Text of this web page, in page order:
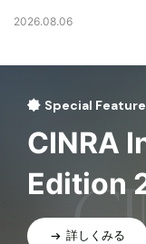
2026.08.06
Special Feature
CINRA
Edition
詳しくみる